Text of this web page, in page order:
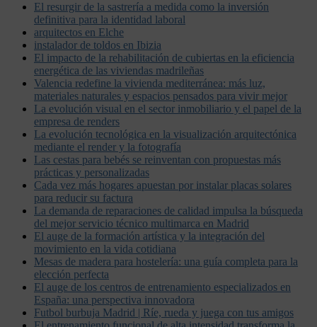
El resurgir de la sastrería a medida como la inversión
definitiva para la identidad laboral
arquitectos en Elche
instalador de toldos en Ibizia
El impacto de la rehabilitación de cubiertas en la eficiencia
energética de las viviendas madrileñas
Valencia redefine la vivienda mediterránea: más luz,
materiales naturales y espacios pensados para vivir mejor
La evolución visual en el sector inmobiliario y el papel de la
empresa de renders
La evolución tecnológica en la visualización arquitectónica
mediante el render y la fotografía
Las cestas para bebés se reinventan con propuestas más
prácticas y personalizadas
Cada vez más hogares apuestan por instalar placas solares
para reducir su factura
La demanda de reparaciones de calidad impulsa la búsqueda
del mejor servicio técnico multimarca en Madrid
El auge de la formación artística y la integración del
movimiento en la vida cotidiana
Mesas de madera para hostelería: una guía completa para la
elección perfecta
El auge de los centros de entrenamiento especializados en
España: una perspectiva innovadora
Futbol burbuja Madrid | Ríe, rueda y juega con tus amigos